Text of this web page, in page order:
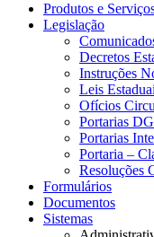
Produtos e
Legislação
Decretos
Instruções
Leis
Ofícios
Portarias
Portarias
Portaria –
Resoluções
Formulários
Documentos
Sistemas